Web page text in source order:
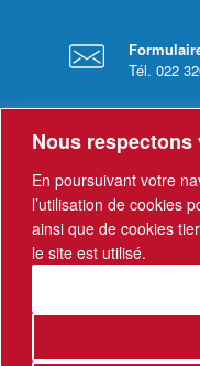
Nous
En poursuivant votre
l’utilisation de cookies
ainsi que de cookies
le site est utilisé.
Tél. 022
Horaires
Le
Mentions